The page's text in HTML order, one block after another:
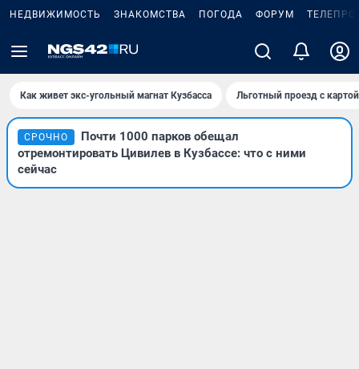
НЕДВИЖИМОСТЬ ЗНАКОМСТВА ПОГОДА ФОРУМ
Как живет экс-угольный магнат Кузбасса Льготный проезд с
СРОЧНО
Почти 1000 парков обещал
отремонтировать Цивилев в Кузбассе: что с ними
сейчас